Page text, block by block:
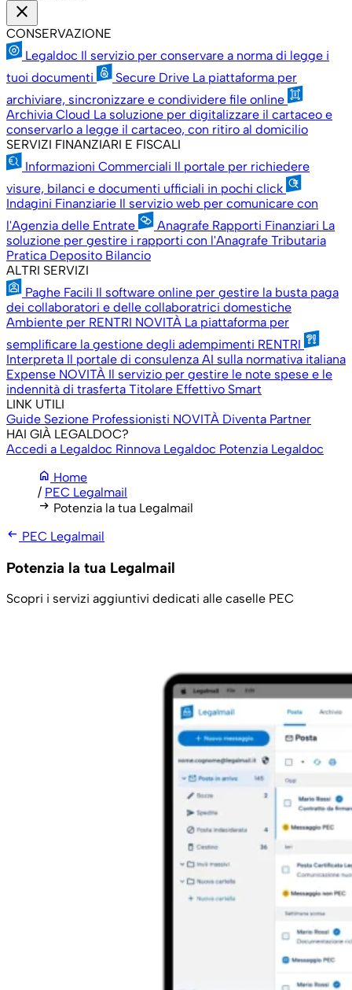
close
CONSERVAZIONE
Legaldoc Il servizio per conservare a norma di legge i
tuoi documenti
Secure Drive La piattaforma per
archiviare, sincronizzare e condividere file online
Archivia Cloud La soluzione per digitalizzare il cartaceo e
conservarlo a legge il cartaceo, con ritiro al domicilio
SERVIZI FINANZIARI E FISCALI
Informazioni Commerciali Il portale per richiedere
visure, bilanci e documenti ufficiali in pochi click
Indagini Finanziarie Il servizio web per comunicare con
l'Agenzia delle Entrate
Anagrafe Rapporti Finanziari La
soluzione per gestire i rapporti con l'Anagrafe Tributaria
Pratica Deposito Bilancio
ALTRI SERVIZI
Paghe Facili Il software online per gestire la busta paga
dei collaboratori e delle collaboratrici domestiche
Ambiente per RENTRI NOVITÀ La piattaforma per
semplificare la gestione degli adempimenti RENTRI
Interpreta Il portale di consulenza AI sulla normativa italiana
Expense NOVITÀ Il servizio per gestire le note spese e le
indennità di trasferta Titolare Effettivo Smart
LINK UTILI
Guide Sezione Professionisti NOVITÀ Diventa Partner
HAI GIÀ LEGALDOC?
Accedi a Legaldoc Rinnova Legaldoc Potenzia Legaldoc
home Home
/ PEC Legalmail
arrow_right_alt Potenzia la tua Legalmail
arrow_left_alt PEC Legalmail
Potenzia la tua Legalmail
Scopri i servizi aggiuntivi dedicati alle caselle PEC